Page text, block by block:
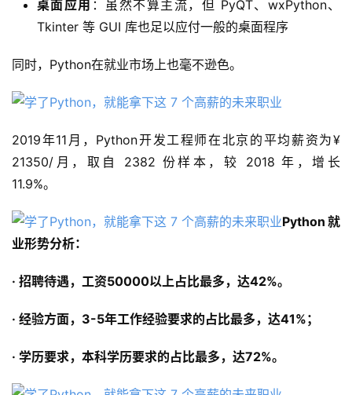
桌面应用 ：虽然不算主流，但 PyQT、wxPython、
Tkinter 等 GUI 库也足以应付一般的桌面程序
同时，Python在就业市场上也毫不逊色。
2019年11月，Python开发工程师在北京的平均薪资为¥
21350/月，取自 2382 份样本，较 2018 年，增长
11.9%。
Python就
业形势分析：
· 招聘待遇，工资50000以上占比最多，达42%。
· 经验方面，3-5年工作经验要求的占比最多，达41%；
· 学历要求，本科学历要求的占比最多，达72%。